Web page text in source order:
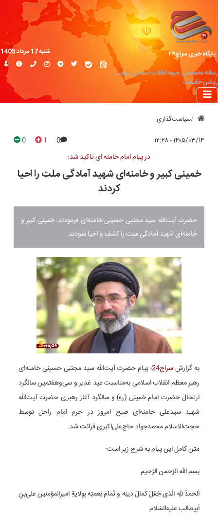
پایگاه خبری سراج۲۴
رسانه تخصصی جبهه انقلاب اسلامی؛ روایت
روشن حقیقت
شنبه 17 مرداد 1405
سیاست‌گذاری
۱۴۰۵/۰۳/۱۴ - ۱۲:۲۸ 0
1
0
در پیام امام خامنه ای تاکید شد:
خمینی کبیر و خامنه‌ای شهید آمادگی ملت را احیا
کردند
حضرت آیت‌الله سید مجتبی حسینی خامنه‌ای فرمودند: خمینی کبیر و
خامنه‌ای شهید آمادگی ملت را کشف و احیا نمودند.
به گزارشسراج24
؛ پیام حضرت آیت‌الله سید مجتبی حسینی خامنه‌ای
رهبر معظم انقلاب اسلامی به‌مناسبت عید غدیر و سی‌و‌هفتمین سالگرد
ارتحال حضرت امام خمینی (ره) و سالگرد آغاز رهبری حضرت آیت‌الله
شهید سیدعلی خامنه‌ای صبح امروز در حرم امام راحل توسط
حجت‌الاسلام محمدجواد حاج‌علی‌اکبری قرائت شد.
متن کامل این پیام به شرح زیر است:
بسم الله الرّحمن الرّحیم
اَلحَمدُ للهِ الَّذی جَعَلَ کَمالَ دینِه وَ تَمامَ نِعمتِه بِوِلایةِ امیرِالمؤمنین علیِ‌بنِ
اَبیطالِب علیه‌السّلام